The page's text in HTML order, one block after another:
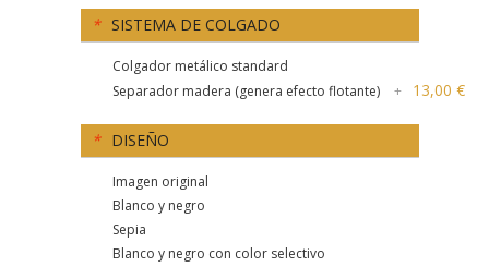
* SISTEMA DE COLGADO
Colgador metálico standard
Separador madera (genera efecto flotante)
+ 13,00 €
* DISEÑO
Imagen original
Blanco y negro
Sepia
Blanco y negro con color selectivo